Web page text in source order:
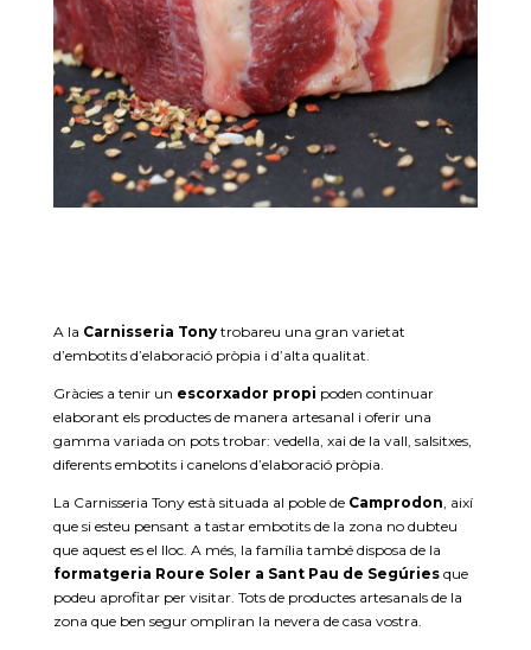
A la Carnisseria Tonytrobareu una gran varietat
d’embotits d’elaboració pròpia i d’alta qualitat.
Gràcies a tenir un escorxador propi poden continuar
elaborant els productes de manera artesanal i oferir una
gamma variada on pots trobar: vedella, xai de la vall, salsitxes,
diferents embotits i canelons d’elaboració pròpia.
La Carnisseria Tony està situada al poble de Camprodon, així
que si esteu pensant a tastar embotits de la zona no dubteu
que aquest es el lloc. A més, la família també disposa de la
formatgeria Roure Soler a Sant Pau de Segúriesque
podeu aprofitar per visitar. Tots de productes artesanals de la
zona que ben segur ompliran la nevera de casa vostra.